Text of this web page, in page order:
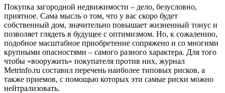
Покупка загородной недвижимости – дело, безусловно,
приятное. Сама мысль о том, что у вас скоро будет
собственный дом, значительно повышает жизненный тонус и
позволяет глядеть в будущее с оптимизмом. Но, к сожалению,
подобное масштабное приобретение сопряжено и со многими
крупными опасностями – самого разного характера. Для того
чтобы «вооружить» покупателя против них, журнал
Metrinfo.ru составил перечень наиболее типовых рисков, а
также приемов, с помощью которых эти самые риски можно
нейтрализовать.